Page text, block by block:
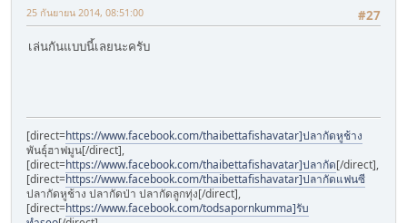
#27
25 กันยายน 2014, 08:51:00
เล่นกันแบบนี้เลยนะครับ
[direct=https://www.facebook.com/thaibettafishavatar]ปลากัดหูช้าง
พันธุ์ฮาฟมูน[/direct],
[direct=https://www.facebook.com/thaibettafishavatar]ปลากัด[/direct],
[direct=https://www.facebook.com/thaibettafishavatar]ปลากัดแฟนซี
ปลากัดหูช้าง ปลากัดป่า ปลากัดลูกทุ่ง[/direct],
[direct=https://www.facebook.com/todsapornkumma]รับ